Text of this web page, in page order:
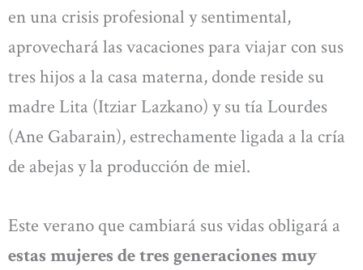
en una crisis profesional y sentimental,
aprovechará las vacaciones para viajar con sus
tres hijos a la casa materna, donde reside su
madre Lita (Itziar Lazkano) y su tía Lourdes
(Ane Gabarain), estrechamente ligada a la cría
de abejas y la producción de miel.
Este verano que cambiará sus vidas obligará a
estas mujeres de tres generaciones muy